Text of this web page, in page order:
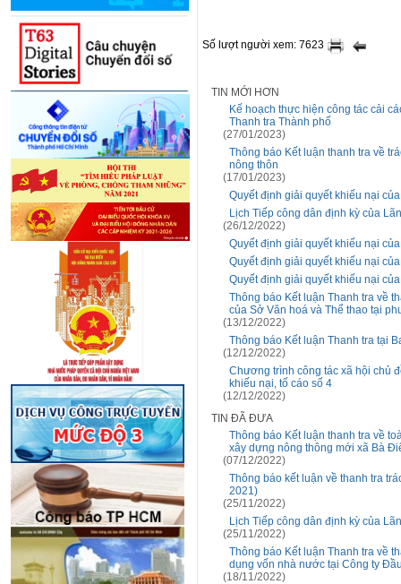
Số lượt người xem: 7623
TIN MỚI HƠN
Kế hoạch thực hiện công tác cải
Thanh tra Thành phố
(27/01/2023)
Thông báo Kết luận thanh tra về
nông thôn
(17/01/2023)
Quyết định giải quyết khiếu nại
Lịch Tiếp công dân định kỳ của
(26/12/2022)
Quyết định giải quyết khiếu nại
Quyết định giải quyết khiếu nại
Quyết định giải quyết khiếu nại
Thông báo Kết luận Thanh tra về
của Sở Văn hoá và Thể thao tại
(13/12/2022)
Thông báo Kết luận Thanh tra tại
(12/12/2022)
Chương trình công tác xã hội chủ
khiếu nại, tố cáo số 4
(12/12/2022)
TIN ĐÃ ĐƯA
Thông báo Kết luận thanh tra về
xây dựng nông thông mới xã Bà
(07/12/2022)
Thông báo kết luận về thanh tra
2021)
(25/11/2022)
Lịch Tiếp công dân định kỳ của
(25/11/2022)
Thông báo Kết luận Thanh tra về
dụng vốn nhà nước tại Công ty
(18/11/2022)